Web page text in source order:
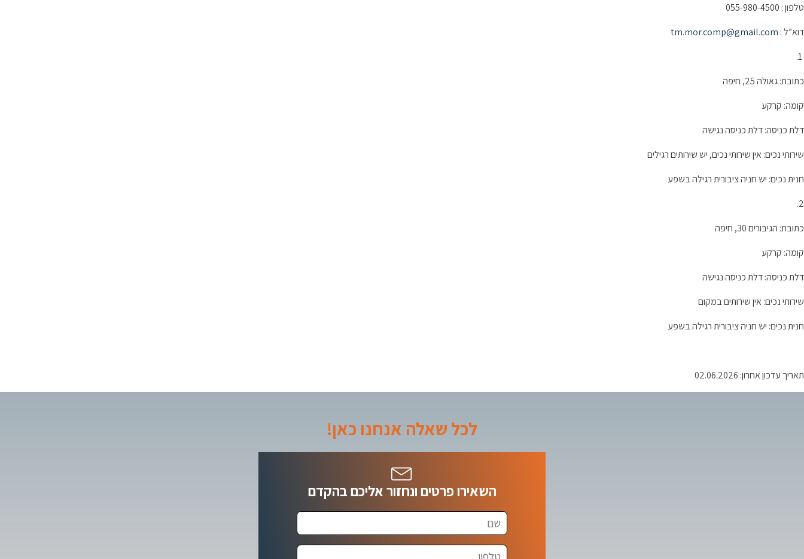
טלפון : 055-980-4500
דוא”ל : tm.mor.comp@gmail.com
כתובת: גאולה 25, חיפה
קומה: קרקע
דלת כניסה: דלת כניסה נגישה
שירותי נכים: אין שירותי נכים, יש שירותים רגילים
חנית נכים: יש חניה ציבורית רגילה בשפע
2.
כתובת: הגיבורים 30, חיפה
קומה: קרקע
דלת כניסה: דלת כניסה נגישה
שירותי נכים: אין שירותים במקום
חנית נכים: יש חניה ציבורית רגילה בשפע
תאריך עדכון אחרון: 02.06.2026
לכל שאלה אנחנו כאן!
השאירו פרטים ונחזור אליכם בהקדם